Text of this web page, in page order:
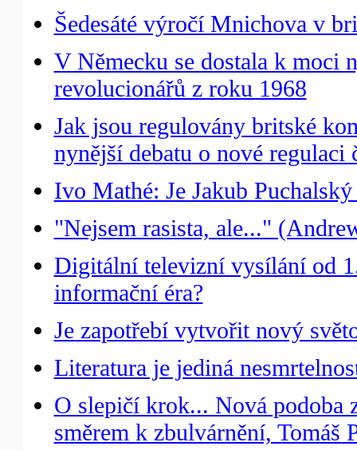
Šedesáté výročí Mnichova v
V Německu se dostala k moci
revolucionářů z roku 1968
Jak jsou regulovány britské
nynější debatu o nové
Ivo Mathé: Je Jakub
"Nejsem rasista, ale..."
Digitální televizní vysílání od
informační éra?
Je zapotřebí vytvořit nový
Literatura je jediná
O slepičí krok... Nová podoba
směrem k zbulvárnění, Tomáš